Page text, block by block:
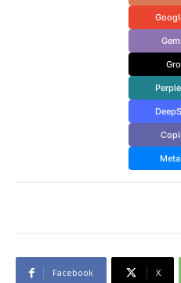
Facebook X